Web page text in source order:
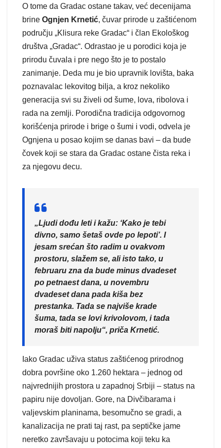
O tome da Gradac ostane takav, već decenijama
brine Ognjen Krnetić, čuvar prirode u zaštićenom
području „Klisura reke Gradac“ i član Ekološkog
društva „Gradac“. Odrastao je u porodici koja je
prirodu čuvala i pre nego što je to postalo
zanimanje. Deda mu je bio upravnik lovišta, baka
poznavalac lekovitog bilja, a kroz nekoliko
generacija svi su živeli od šume, lova, ribolova i
rada na zemlji. Porodična tradicija odgovornog
korišćenja prirode i brige o šumi i vodi, odvela je
Ognjena u posao kojim se danas bavi – da bude
čovek koji se stara da Gradac ostane čista reka i
za njegovu decu.
„Ljudi dođu leti i kažu: ‘Kako je tebi
divno, samo šetaš ovde po lepoti’. I
jesam srećan što radim u ovakvom
prostoru, slažem se, ali isto tako, u
februaru zna da bude minus dvadeset
po petnaest dana, u novembru
dvadeset dana pada kiša bez
prestanka. Tada se najviše krade
šuma, tada se lovi krivolovom, i tada
moraš biti napolju“, priča Krnetić.
Iako Gradac uživa status zaštićenog prirodnog
dobra površine oko 1.260 hektara – jednog od
najvrednijih prostora u zapadnoj Srbiji – status na
papiru nije dovoljan. Gore, na Divčibarama i
valjevskim planinama, besomučno se gradi, a
kanalizacija ne prati taj rast, pa septičke jame
neretko završavaju u potocima koji teku ka